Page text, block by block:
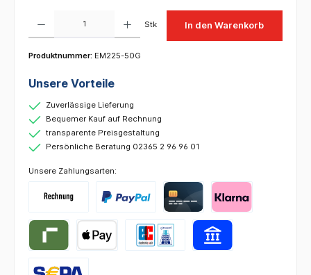
Stk In den Warenkorb
Produktnummer: EM225-50G
Unsere Vorteile
Zuverlässige Lieferung
Bequemer Kauf auf Rechnung
transparente Preisgestaltung
Persönliche Beratung 02365 2 96 96 01
Unsere Zahlungsarten: